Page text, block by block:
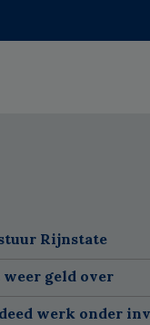
Rijnstate
geld over
werk onder